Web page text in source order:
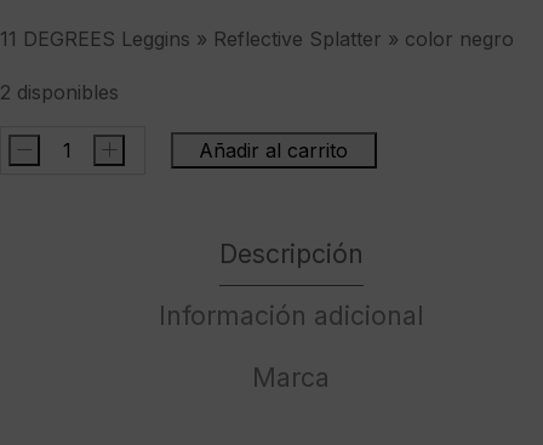
11 DEGREES Leggins » Reflective Splatter » color negro
2 disponibles
11
- + Añadir al carrito
Descripción
Información adicional
Marca